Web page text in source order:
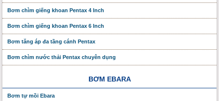
Bơm chìm giếng khoan Pentax 4 Inch
Bơm chìm giếng khoan Pentax 6 Inch
Bơm tăng áp đa tầng cánh Pentax
Bơm chìm nước thải Pentax chuyên dụng
BƠM EBARA
Bơm tự mồi Ebara